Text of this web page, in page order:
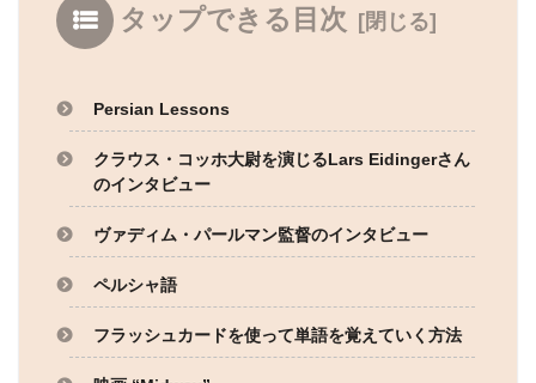
タップできる目次
Persian Lessons
クラウス・コッホ大尉を演じるLars Eidingerさん
のインタビュー
ヴァディム・パールマン監督のインタビュー
ペルシャ語
フラッシュカードを使って単語を覚えていく方法